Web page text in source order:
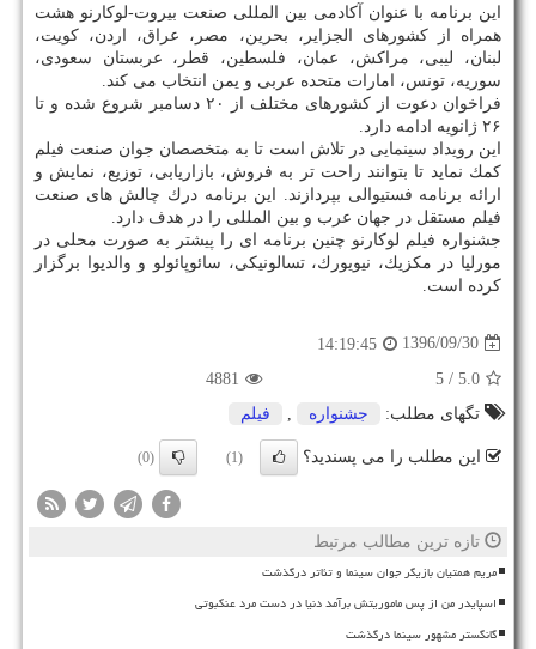
این برنامه با عنوان آكادمی بین المللی صنعت بیروت-لوكارنو هشت
همراه از كشورهای الجزایر، بحرین، مصر، عراق، اردن، كویت،
لبنان، لیبی، مراكش، عمان، فلسطین، قطر، عربستان سعودی،
سوریه، تونس، امارات متحده عربی و یمن انتخاب می كند.
فراخوان دعوت از كشورهای مختلف از ۲۰ دسامبر شروع شده و تا
۲۶ ژانویه ادامه دارد.
این رویداد سینمایی در تلاش است تا به متخصصان جوان صنعت فیلم
كمك نماید تا بتوانند راحت تر به فروش، بازاریابی، توزیع، نمایش و
ارائه برنامه فستیوالی بپردازند. این برنامه درك چالش های صنعت
فیلم مستقل در جهان عرب و بین المللی را در هدف دارد.
جشنواره فیلم لوكارنو چنین برنامه ای را پیشتر به صورت محلی در
مورلیا در مكزیك، نیویورك، تسالونیكی، سائوپائولو و والدیوا برگزار
كرده است.
1396/09/30
14:19:45
5.0
/ 5
4881
تگهای مطلب:
جشنواره فیلم
این مطلب را می پسندید؟ (1)
(0)
تازه ترین مطالب مرتبط
مریم همتیان بازیگر جوان سینما و تئاتر درگذشت
اسپایدر من از پس ماموریتش برآمد دنیا در دست مرد عنکبوتی
گانگستر مشهور سینما درگذشت